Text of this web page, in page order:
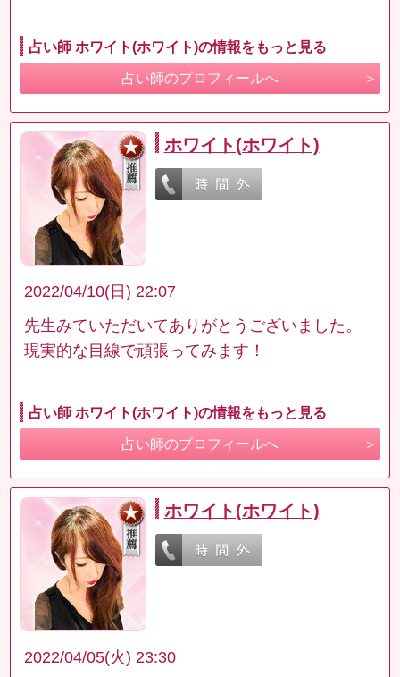
占い師 ホワイト(ホワイト)の情報をもっと見る
占い師のプロフィールへ
ホワイト(ホワイト)
2022/04/10(日) 22:07
先生みていただいてありがとうございました。
現実的な目線で頑張ってみます！
占い師 ホワイト(ホワイト)の情報をもっと見る
占い師のプロフィールへ
ホワイト(ホワイト)
2022/04/05(火) 23:30